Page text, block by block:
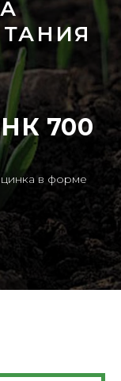
700
в форме